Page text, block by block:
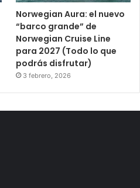
Norwegian Aura: el nuevo
“barco grande” de
Norwegian Cruise Line
para 2027 (Todo lo que
podrás disfrutar)
3 febrero, 2026